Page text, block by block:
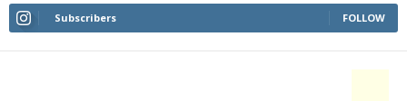
Subscribers FOLLOW